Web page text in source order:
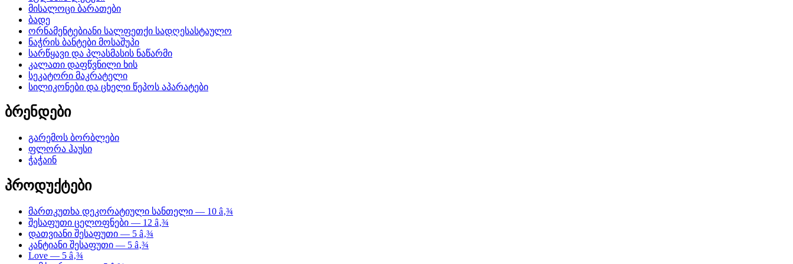
მისალოცი ბარათები
ბადე
ორნამენტებიანი სალფეთქი სადღესასტაულო
ნაჭრის ბანტები მოსაშუპი
სარწყავი და პლასმასის ნაწარმი
კალათი დაფწვნილი ხის
სეკატორი მაკრატელი
სილიკონები და ცხელი წეპოს აპარატები
ბრენდები
გარემოს ბორბლები
ფლორა ჰაუსი
ჭაჭაინ
პროდუქტები
მართკუთხა დეკორატიული სანთელი — 10 â‚¾
შესაფუთი ცელოფნები — 12 â‚¾
დათვიანი შესაფუთი — 5 â‚¾
კანტიანი შესაფუთი — 5 â‚¾
Love — 5 â‚¾